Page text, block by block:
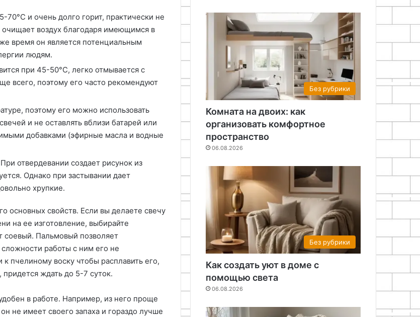
и очень долго горит, практически не
очищает воздух благодаря имеющимся в
время он является потенциальным
людям.
при 45-50°C, легко отмывается с
всего, поэтому его часто рекомендуют
поэтому его можно использовать
и не оставлять вблизи батарей или
добавками (эфирные масла и водные
отвердевании создает рисунок из
Однако при застывании дает
хрупкие.
основных свойств. Если вы делаете свечу
на ее изготовление, выбирайте
Пальмовый позволяет
работы с ним его не
пчелиному воску чтобы расплавить его,
ждать до 5-7 суток.
в работе. Например, из него проще
не имеет своего запаха и гораздо лучше
Без рубрики
Комната на двоих: как
организовать комфортное
пространство
06.08.2026
Без рубрики
Как создать уют в доме с
помощью света
06.08.2026